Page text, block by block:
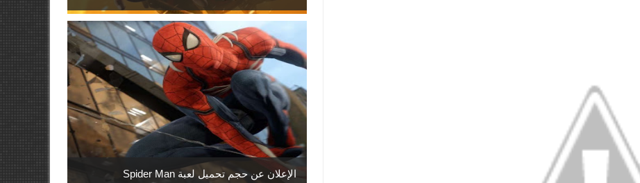
الإعلان عن حجم تحميل لعبة Spider Man